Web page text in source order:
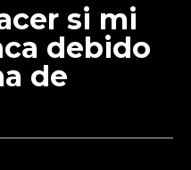
si mi
debido
de